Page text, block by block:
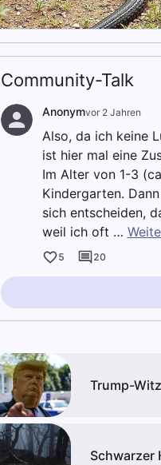
Community-Talk
Anonymvor 2 Jahren
Also, da ich keine
ist hier mal eine
Im Alter von 1-3
Kindergarten.
sich entscheiden,
weil ich oft …
5 20
Trump-
Schwarzer